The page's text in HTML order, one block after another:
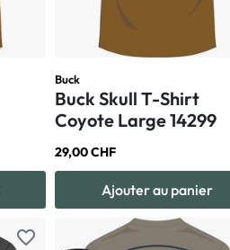
Buck
Buck Skull T-Shirt
Coyote Large 14299
29,00 CHF
Ajouter au panier
favorite_border